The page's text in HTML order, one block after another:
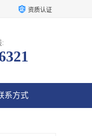
资质认证
:
系方式